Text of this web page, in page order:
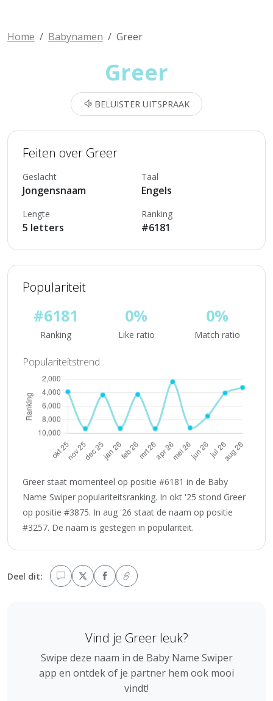
Home Babynamen Greer
Greer
BELUISTER UITSPRAAK
Feiten over Greer
Geslacht
Jongensnaam
Taal
Engels
Lengte
5 letters
Ranking
#6181
Populariteit
#6181
Ranking
0%
Like ratio
0%
Match ratio
Populariteitstrend
Greer staat momenteel op positie #6181 in de Baby
Name Swiper populariteitsranking. In okt '25 stond Greer
op positie #3875. In aug '26 staat de naam op positie
#3257. De naam is gestegen in populariteit.
Deel dit:
Vind je Greer leuk?
Swipe deze naam in de Baby Name Swiper
app en ontdek of je partner hem ook mooi
vindt!